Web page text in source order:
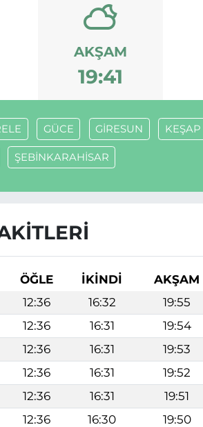
AKŞAM
19:41
GÜCE GİRESUN KEŞAP
ŞEBİNKARAHİSAR
ÖĞLE İKINDI AKŞAM
12:36 16:32 19:55
12:36 16:31 19:54
12:36 16:31 19:53
12:36 16:31 19:52
12:36 16:31 19:51
12:36 16:30 19:50